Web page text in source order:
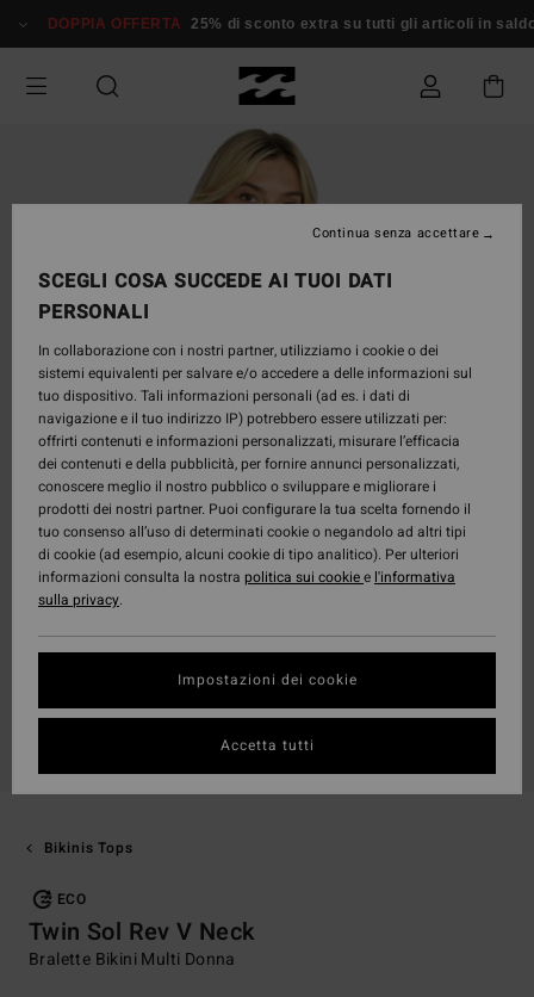
alle
prodotto
DOPPIA OFFERTA 25% di sconto extra su tutti gli articoli in
Bikinis Tops
ECO
Twin Sol Rev V Neck
Bralette Bikini Multi Donna
SCEGLI COSA SUCCEDE AI TUOI DATI
PERSONALI
In collaborazione con i nostri partner, utilizziamo i cookie o dei
sistemi equivalenti per salvare e/o accedere a delle informazioni sul
tuo dispositivo. Tali informazioni personali (ad es. i dati di
navigazione e il tuo indirizzo IP) potrebbero essere utilizzati per:
offrirti contenuti e informazioni personalizzati, misurare l’efficacia
dei contenuti e della pubblicità, per fornire annunci personalizzati,
conoscere meglio il nostro pubblico o sviluppare e migliorare i
prodotti dei nostri partner. Puoi configurare la tua scelta fornendo il
tuo consenso all’uso di determinati cookie o negandolo ad altri tipi
di cookie (ad esempio, alcuni cookie di tipo analitico). Per ulteriori
informazioni consulta la nostra politica sui cookiee l'informativa
sulla privacy.
Impostazioni dei cookie
Continua senza accettare
Accetta tutti